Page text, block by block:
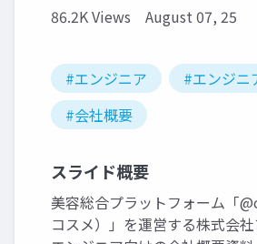
86.2K Views August 07, 25
#エンジニア
#エンジニ
#会社概要
スライド概要
美容総合プラットフォーム「
コスメ）」を運営する株式会